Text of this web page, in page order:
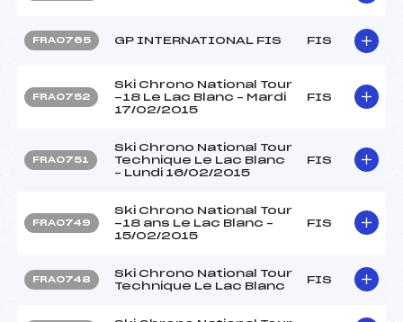
FRA0765 GP INTERNATIONAL FIS FIS
FRA0752
Ski Chrono National Tour
-18 Le Lac Blanc – Mardi
17/02/2015
FIS
FRA0751
Ski Chrono National Tour
Technique Le Lac Blanc
– Lundi 16/02/2015
FIS
FRA0749
Ski Chrono National Tour
-18 ans Le Lac Blanc –
15/02/2015
FIS
FRA0748
Ski Chrono National Tour
Technique Le Lac Blanc
FIS